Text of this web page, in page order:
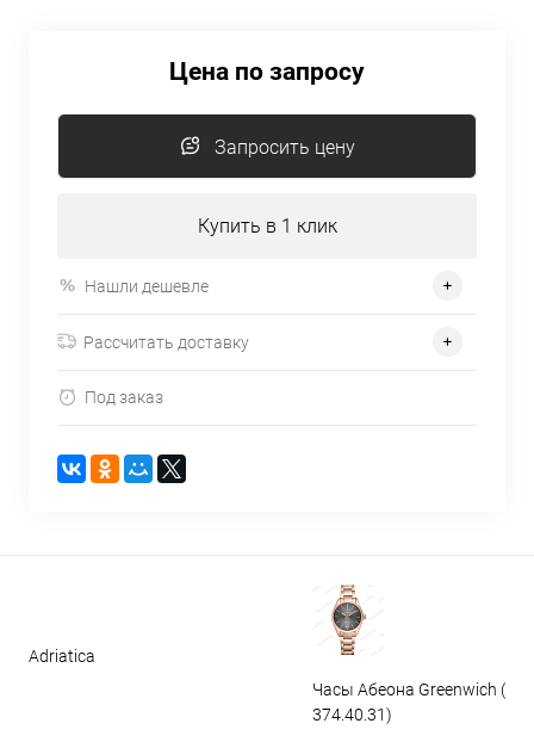
Цена по запросу
Запросить цену
Купить в 1 клик
Нашли дешевле
Рассчитать доставку
Под заказ
Adriatica
Часы Абеона Greenwich (GW
374.40.31)